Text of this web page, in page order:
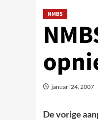
NMBS
januari 24, 2007
De vorige